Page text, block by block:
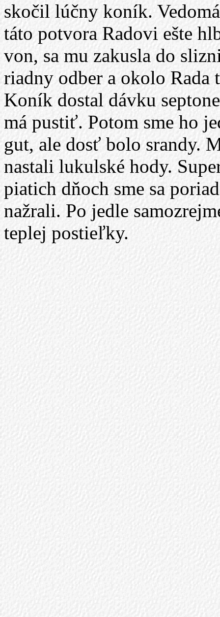
skočil lúčny koník.
táto potvora Radovi ešte
von, sa mu zakusla do
riadny odber a okolo Rada
Koník dostal dávku
má pustiť. Potom sme ho
gut, ale dosť bolo srandy.
nastali lukulské hody.
piatich dňoch sme sa
nažrali. Po jedle
teplej postieľky.